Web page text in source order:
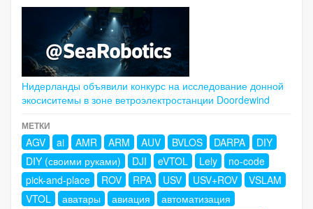
Нидерланды объявили конкурс на исследование донной
экосиситемы в зоне ветроэлектростанции Doordewind
МЕТКИ
AGV ai AMR ARM AUV BVLOS DARPA
DIY
DIY (своими руками)
DJI eVTOL Lely
no-code
pick-and-place
ROV RPA USV USV+ROV
VSLAM
VTOL
аватары авиация
автоматизация